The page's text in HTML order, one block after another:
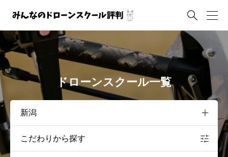

ドローンスクール一覧
こだわりから探す